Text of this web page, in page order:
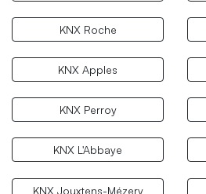
KNX Roche
KNX Apples
KNX Perroy
KNX L'Abbaye
KNX Jouxtens-Mézery